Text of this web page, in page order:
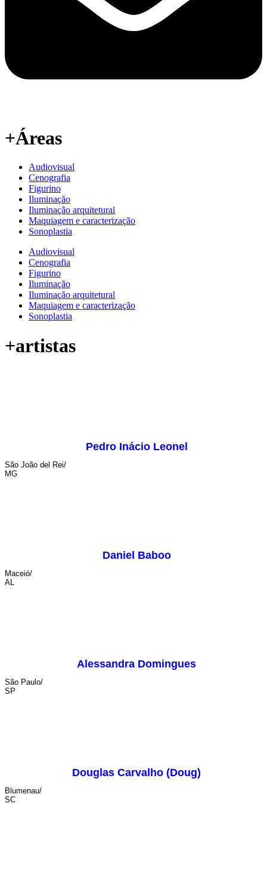
+Áreas
Audiovisual
Cenografia
Figurino
Iluminação
Iluminação arquitetural
Maquiagem e caracterização
Sonoplastia
Audiovisual
Cenografia
Figurino
Iluminação
Iluminação arquitetural
Maquiagem e caracterização
Sonoplastia
+artistas
Pedro Inácio Leonel
São João del Rei/
MG
Daniel Baboo
Maceió/
AL
Alessandra Domingues
São Paulo/
SP
Douglas Carvalho (Doug)
Blumenau/
SC